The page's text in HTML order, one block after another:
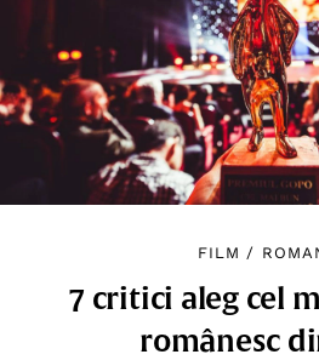
FILM /
7 critici aleg cel
românesc